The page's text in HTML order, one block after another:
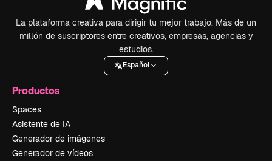
La plataforma creativa para dirigir tu mejor trabajo. Más de un
millón de suscriptores entre creativos, empresas, agencias y
estudios.
Español
Productos
Spaces
Asistente de IA
Generador de imágenes
Generador de vídeos